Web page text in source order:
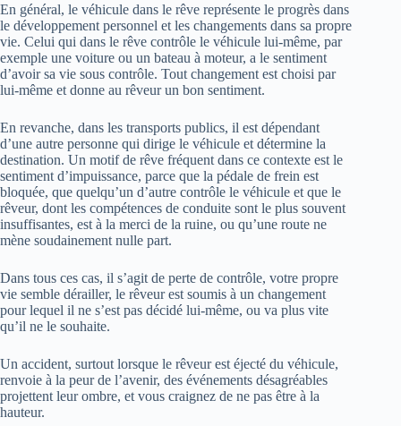
En général, le véhicule dans le rêve représente le progrès dans
le développement personnel et les changements dans sa propre
vie. Celui qui dans le rêve contrôle le véhicule lui-même, par
exemple une voiture ou un bateau à moteur, a le sentiment
d’avoir sa vie sous contrôle. Tout changement est choisi par
lui-même et donne au rêveur un bon sentiment.
En revanche, dans les transports publics, il est dépendant
d’une autre personne qui dirige le véhicule et détermine la
destination. Un motif de rêve fréquent dans ce contexte est le
sentiment d’impuissance, parce que la pédale de frein est
bloquée, que quelqu’un d’autre contrôle le véhicule et que le
rêveur, dont les compétences de conduite sont le plus souvent
insuffisantes, est à la merci de la ruine, ou qu’une route ne
mène soudainement nulle part.
Dans tous ces cas, il s’agit de perte de contrôle, votre propre
vie semble dérailler, le rêveur est soumis à un changement
pour lequel il ne s’est pas décidé lui-même, ou va plus vite
qu’il ne le souhaite.
Un accident, surtout lorsque le rêveur est éjecté du véhicule,
renvoie à la peur de l’avenir, des événements désagréables
projettent leur ombre, et vous craignez de ne pas être à la
hauteur.